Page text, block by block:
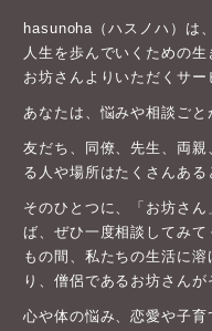
hasunoha（ハスノハ）は
人生を歩んでいくための
お坊さんよりいただくサー
あなたは、悩みや相談ごと
友だち、同僚、先生、両
る人や場所はたくさんある
そのひとつに、「お坊さ
ば、ぜひ一度相談してみ
もの間、私たちの生活に
り、僧侶であるお坊さんが
心や体の悩み、恋愛や子